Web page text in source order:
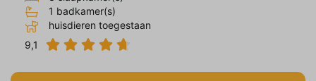
1 badkamer(s)
huisdieren toegestaan
9,1